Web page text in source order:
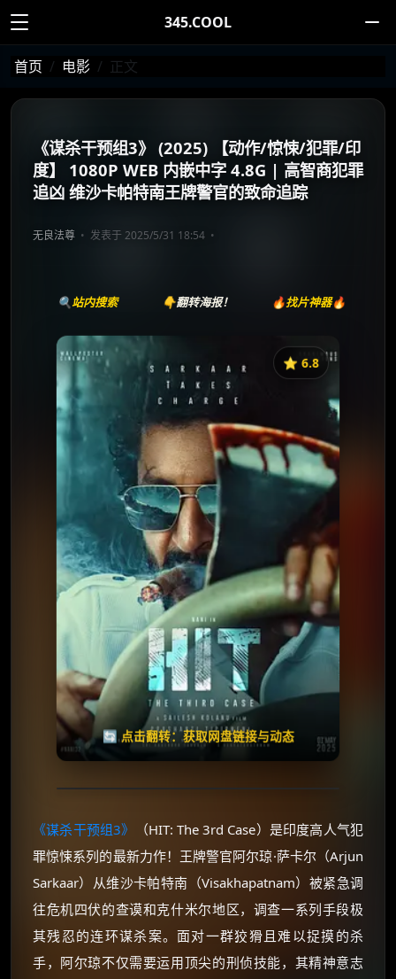
345.COOL
首页 电影 正文
《谋杀干预组3》 (2025) 【动作/惊悚/犯罪/印
度】 1080P WEB 内嵌中字 4.8G | 高智商犯罪
追凶 维沙卡帕特南王牌警官的致命追踪
无良法尊 发表于 2025/5/31 18:54
🔍站内搜索 👇翻转海报！ 🔥找片神器🔥
⭐️ 6.8
🔄 点击翻转：获取网盘链接与动态
《谋杀干预组3》
⭐
收藏
⭐️ 评分：6.8 | 🎬 2025年
夸克网盘
失效请反馈
🧧️
天天领红包
《谋杀干预组3》
（HIT: The 3rd Case）是印度高人气犯
罪惊悚系列的最新力作！王牌警官阿尔琼·萨卡尔（Arjun
Sarkaar）从维沙卡帕特南（Visakhapatnam）被紧急调
往危机四伏的查谟和克什米尔地区，调查一系列手段极
其残忍的连环谋杀案。面对一群狡猾且难以捉摸的杀
手，阿尔琼不仅需要运用顶尖的刑侦技能，其精神意志